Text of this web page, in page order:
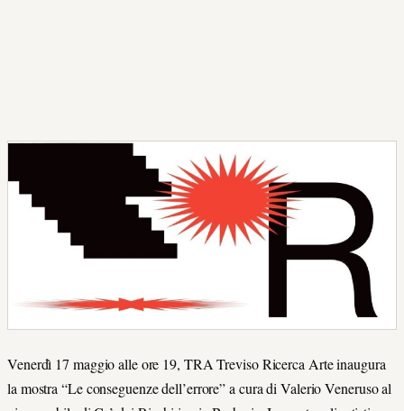
Venerdì 17 maggio alle ore 19, TRA Treviso Ricerca Arte inaugura
la mostra “Le conseguenze dell’errore” a cura di Valerio Veneruso al